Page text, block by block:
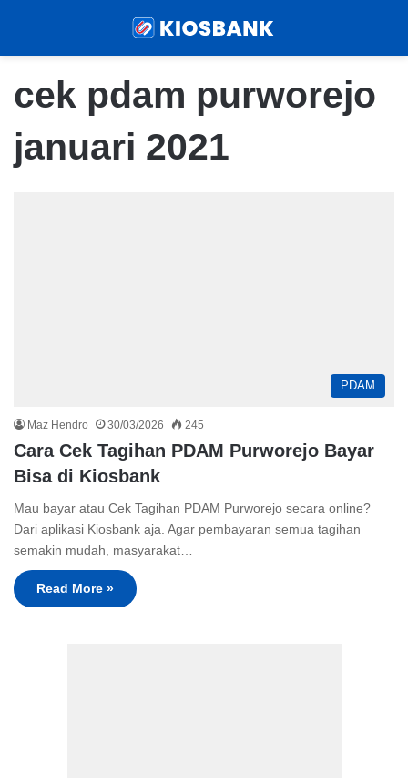
cek pdam purworejo
januari 2021
PDAM
Maz Hendro 30/03/2026 245
Cara Cek Tagihan PDAM Purworejo Bayar
Bisa di Kiosbank
Mau bayar atau Cek Tagihan PDAM Purworejo secara online?
Dari aplikasi Kiosbank aja. Agar pembayaran semua tagihan
semakin mudah, masyarakat…
Read More »